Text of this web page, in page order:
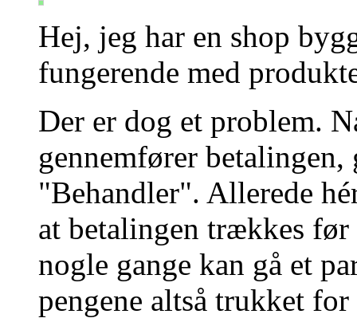
Hej, jeg har en shop
fungerende med
Der er dog et problem.
gennemfører
"Behandler". Allerede
at betalingen trækkes før
nogle gange kan gå et
pengene altså trukket